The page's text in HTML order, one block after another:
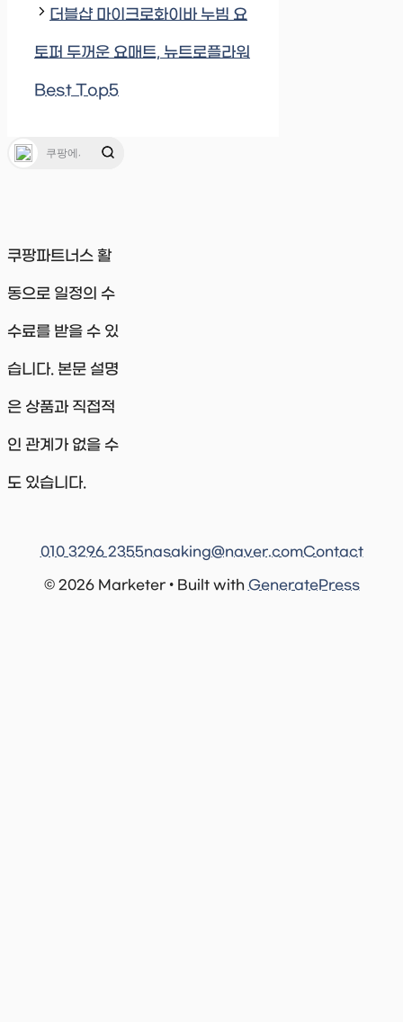
더블샵 마이크로화이바 누빔 요
토퍼 두꺼운 요매트, 뉴트로플라워
Best Top5
쿠팡파트너스 활
동으로 일정의 수
수료를 받을 수 있
습니다. 본문 설명
은 상품과 직접적
인 관계가 없을 수
도 있습니다.
© 2026 Marketer • Built with GeneratePress
010 3296 2355nasaking@naver.comContact